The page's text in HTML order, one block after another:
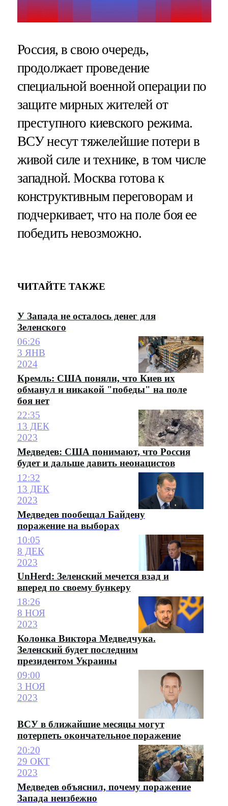
Россия, в свою очередь,
продолжает проведение
специальной военной операции по
защите мирных жителей от
преступного киевского режима.
ВСУ несут тяжелейшие потери в
живой силе и технике, в том числе
западной. Москва готова к
конструктивным переговорам и
подчеркивает, что на поле боя ее
победить невозможно.
ЧИТАЙТЕ ТАКЖЕ
У Запада не осталось денег для
Зеленского
06:26
3 ЯНВ
2024
Кремль: США поняли, что Киев их
обманул и никакой "победы" на поле
боя нет
22:35
13 ДЕК
2023
Медведев: США понимают, что Россия
будет и дальше давить неонацистов
12:32
13 ДЕК
2023
Медведев пообещал Байдену
поражение на выборах
10:05
8 ДЕК
2023
UnHerd: Зеленский мечется взад и
вперед по своему бункеру
18:26
8 НОЯ
2023
Колонка Виктора Медведчука.
Зеленский будет последним
президентом Украины
09:00
3 НОЯ
2023
ВСУ в ближайшие месяцы могут
потерпеть окончательное поражение
20:20
29 ОКТ
2023
Медведев объяснил, почему поражение
Запада неизбежно